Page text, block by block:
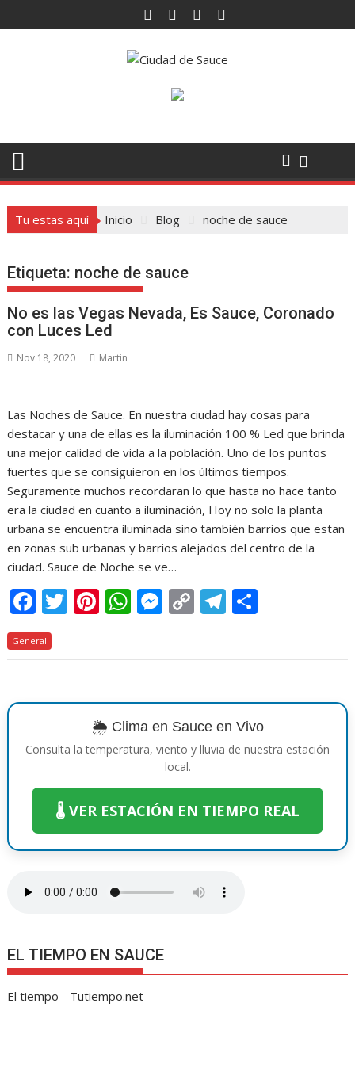
al
Tu estas aquí Inicio Blog noche de sauce
Etiqueta: noche de sauce
No es las Vegas Nevada, Es Sauce, Coronado
con Luces Led
Nov 18, 2020 Martin
Las Noches de Sauce. En nuestra ciudad hay cosas para
destacar y una de ellas es la iluminación 100 % Led que brinda
una mejor calidad de vida a la población. Uno de los puntos
fuertes que se consiguieron en los últimos tiempos.
Seguramente muchos recordaran lo que hasta no hace tanto
era la ciudad en cuanto a iluminación, Hoy no solo la planta
urbana se encuentra iluminada sino también barrios que estan
en zonas sub urbanas y barrios alejados del centro de la
ciudad. Sauce de Noche se ve…
F
ac
e
o
k
T
itt
Pi
er
st
W
at
A
p
p
M
ss
n
g
er
C
p
Li
n
k
T
e
a
m
m
ar
ti
r
General
🌦️ Clima en Sauce en Vivo
Consulta la temperatura, viento y lluvia de nuestra estación
local.
🌡️ VER ESTACIÓN EN TIEMPO REAL
EL TIEMPO EN SAUCE
El tiempo - Tutiempo.net